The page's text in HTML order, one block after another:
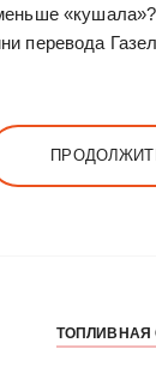
перевода
ТОПЛИВНАЯ